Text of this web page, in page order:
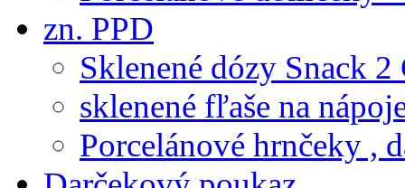
zn. PPD
Sklenené dózy Snack 2
sklenené fľaše na
Porcelánové hrnčeky ,